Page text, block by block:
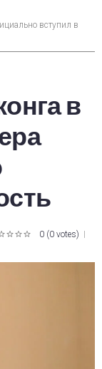
вступил в
в
0 (0 votes)